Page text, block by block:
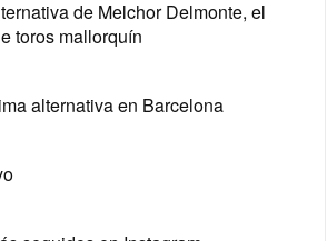
de Melchor Delmonte, el
toros mallorquín
alternativa en Barcelona